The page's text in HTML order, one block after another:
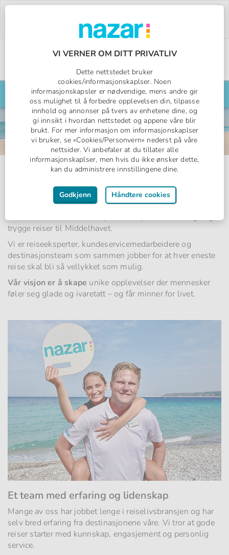
Bruk rabattkoden:PW26.
Nazar logo
Norges All Inclusive-spesialist
Søk din reise her
Vi i Nazar – menneskene bak
reisene
Bak Nazar står et team av engasjerte mennesker som
trygge reiser til Middelhavet.
Vi er reiseeksperter, kundeservicemedarbeidere og
destinasjonsteam som sammen jobber for at hver eneste
reise skal bli så vellykket som mulig.
Vår visjon er å skape unike opplevelser der mennesker
føler seg glade og ivaretatt – og får minner for livet.
Et team med erfaring og lidenskap
Mange av oss har jobbet lenge i reiselivsbransjen og har
selv bred erfaring fra destinasjonene våre. Vi tror at gode
reiser starter med kunnskap, engasjement og personlig
service.
VI VERNER OM DITT PRIVATLIV
Dette nettstedet bruker
cookies/informasjonskaplser. Noen
informasjonskapsler er nødvendige, mens andre gir
oss mulighet til å forbedre opplevelsen din, tilpasse
innhold og annonser på tvers av enhetene dine, og
gi innsikt i hvordan nettstedet og appene våre blir
brukt. For mer informasjon om informasjonskaplser
vi bruker, se «Cookies/Personvern» nederst på våre
nettsider. Vi anbefaler at du tillater alle
informasjonskaplser, men hvis du ikke ønsker dette,
kan du administrere innstillingene dine.
Godkjenn Håndtere cookies